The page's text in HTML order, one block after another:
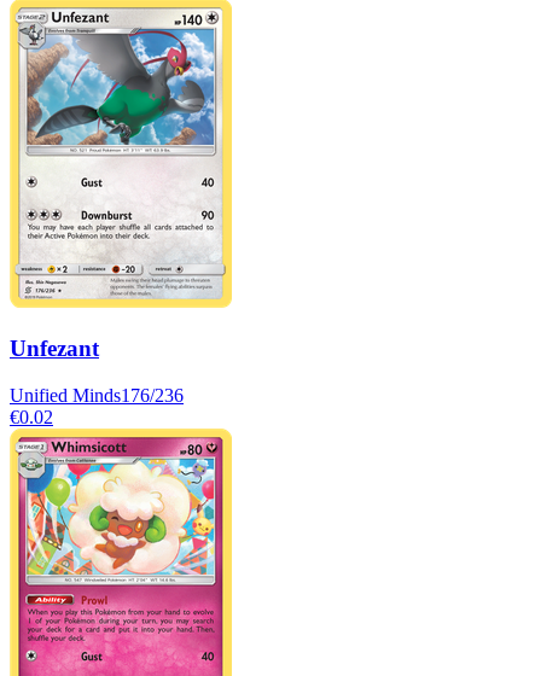
Unfezant
Unified Minds176/236
€0.02